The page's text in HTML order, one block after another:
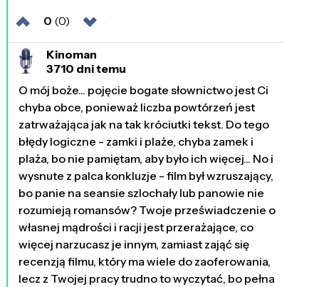
0 (0)
Kinoman
3710 dni temu
O mój boże... pojęcie bogate słownictwo jest Ci
chyba obce, ponieważ liczba powtórzeń jest
zatrważająca jak na tak króciutki tekst. Do tego
błędy logiczne - zamki i plaże, chyba zamek i
plaża, bo nie pamiętam, aby było ich więcej... No i
wysnute z palca konkluzje - film był wzruszający,
bo panie na seansie szlochały lub panowie nie
rozumieją romansów? Twoje przeświadczenie o
własnej mądrości i racji jest przerażające, co
więcej narzucasz je innym, zamiast zająć się
recenzją filmu, który ma wiele do zaoferowania,
lecz z Twojej pracy trudno to wyczytać, bo pełna